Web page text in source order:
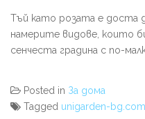
Тъй като розата е доста
намерите видове, които
сенчеста градина с по-
Posted in За дома
Tagged unigarden-bg.com